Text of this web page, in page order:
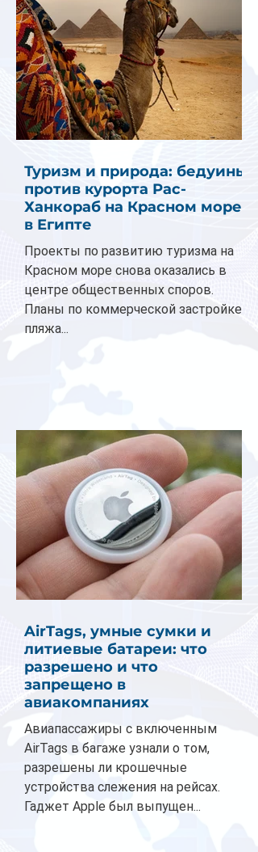
Туризм и природа: бедуины
против курорта Рас-
Ханкораб на Красном море
в Египте
Проекты по развитию туризма на
Красном море снова оказались в
центре общественных споров.
Планы по коммерческой застройке
пляжа...
AirTags, умные сумки и
литиевые батареи: что
разрешено и что
запрещено в
авиакомпаниях
Авиапассажиры с включенным
AirTags в багаже узнали о том,
разрешены ли крошечные
устройства слежения на рейсах.
Гаджет Apple был выпущен...